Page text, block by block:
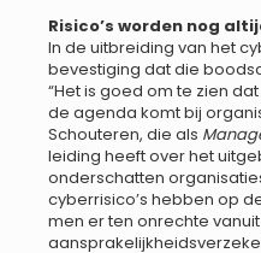
Risico’s worden nog
In de uitbreiding van het
bevestiging dat die
“Het is goed om te zien
de agenda komt bij
Schouteren, die als
leiding heeft over het
onderschatten
cyberrisico’s hebben op
men er ten onrechte